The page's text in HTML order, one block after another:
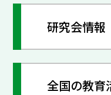
研究会情報
全国の教育